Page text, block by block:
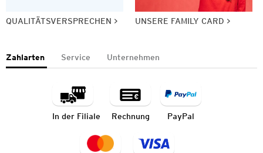
QUALITÄTSVERSPRECHEN UNSERE FAMILY CARD
Zahlarten Service Unternehmen
In der Filiale Rechnung PayPal